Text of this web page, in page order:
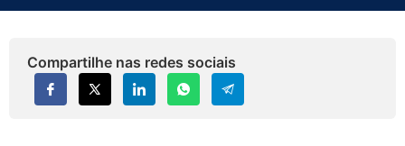
Compartilhe nas redes sociais